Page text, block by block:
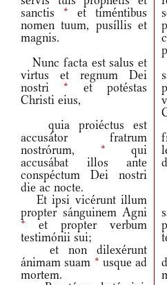
sanctis * et timéntibus
nomen tuum, pusíllis et
magnis.
Nunc facta est salus et
virtus et regnum Dei
nostri* et potéstas
Christi eius,
quia proiéctus est
accusátor fratrum
nostrórum, * qui
accusábat illos ante
conspéctum Dei nostri
die ac nocte.
Et ipsi vicérunt illum
propter sánguinem Agni
* et propter verbum
testimónii sui;
et non dilexérunt
ánimam suam * usque ad
mortem.